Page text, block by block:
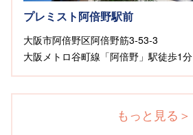
プレミスト阿倍野駅前
大阪市阿倍野区阿倍野筋3-53-3
大阪メトロ谷町線「阿倍野」駅徒歩1分
もっと見る ＞